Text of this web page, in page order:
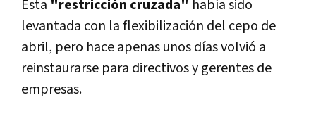
Esta "restricción cruzada" había sido
levantada con la flexibilización del cepo de
abril, pero hace apenas unos días volvió a
reinstaurarse para directivos y gerentes de
empresas.